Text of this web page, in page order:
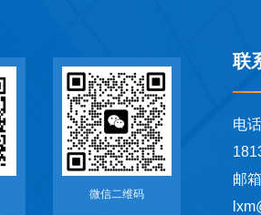
微信二维码
联
电
邮